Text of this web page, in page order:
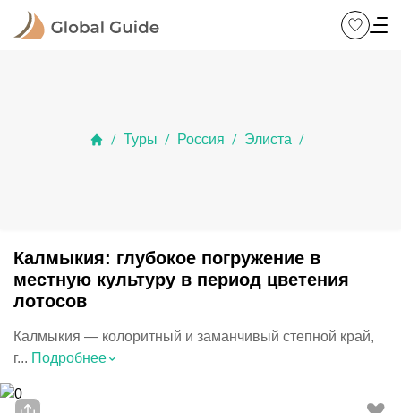
/ Туры / Россия / Элиста /
Калмыкия: глубокое погружение в
местную культуру в период цветения
лотосов
Калмыкия — колоритный и заманчивый степной край,
г... Подробнее⌃